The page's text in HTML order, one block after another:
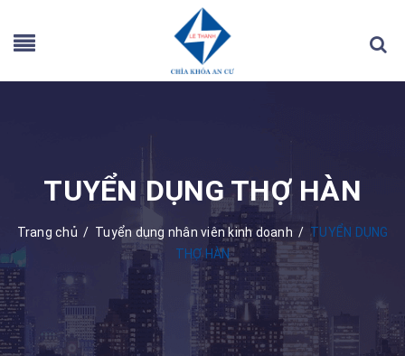
TUYỂN DỤNG THỢ HÀN
Trang chủ / Tuyển dụng nhân viên kinh doanh / TUYỂN DỤNG
THỢ HÀN